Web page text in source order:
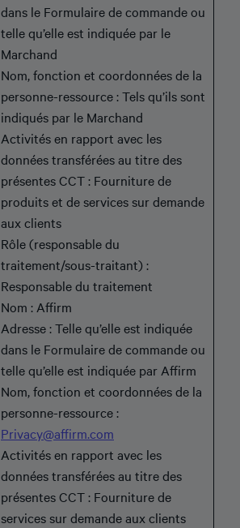
dans le Formulaire de commande ou
telle qu’elle est indiquée par le
Marchand
Nom, fonction et coordonnées de la
personne-ressource : Tels qu’ils sont
indiqués par le Marchand
Activités en rapport avec les
données transférées au titre des
présentes CCT : Fourniture de
produits et de services sur demande
aux clients
Rôle (responsable du
traitement/sous-traitant) :
Responsable du traitement
Nom : Affirm
Adresse : Telle qu’elle est indiquée
dans le Formulaire de commande ou
telle qu’elle est indiquée par Affirm
Nom, fonction et coordonnées de la
personne-ressource :
Privacy@affirm.com
Activités en rapport avec les
données transférées au titre des
présentes CCT : Fourniture de
services sur demande aux clients